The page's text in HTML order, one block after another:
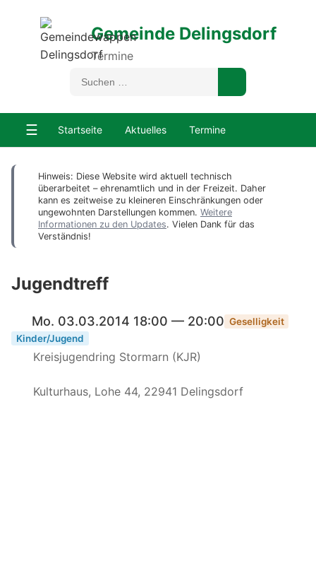
Gemeinde Delingsdorf
Termine
☰ Startseite Aktuelles Termine
Hinweis: Diese Website wird aktuell technisch
überarbeitet – ehrenamtlich und in der Freizeit. Daher
kann es zeitweise zu kleineren Einschränkungen oder
ungewohnten Darstellungen kommen. Weitere
Informationen zu den Updates. Vielen Dank für das
Verständnis!
Jugendtreff
Mo. 03.03.2014 18:00 — 20:00 Geselligkeit
Kinder/Jugend
Kreisjugendring Stormarn (KJR)
Kulturhaus, Lohe 44, 22941 Delingsdorf